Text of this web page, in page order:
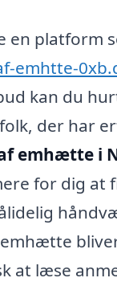
en platform
emhtte-
kan du
der har
emhætte i
for dig at
at læse